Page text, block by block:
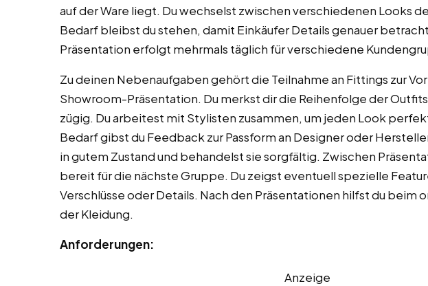
auf der Ware liegt. Du wechselst zwischen verschiedenen Looks
Bedarf bleibst du stehen, damit Einkäufer Details genauer
Präsentation erfolgt mehrmals täglich für verschiedene
Zu deinen Nebenaufgaben gehört die Teilnahme an Fittings zur
Showroom-Präsentation. Du merkst dir die Reihenfolge der
zügig. Du arbeitest mit Stylisten zusammen, um jeden Look
Bedarf gibst du Feedback zur Passform an Designer oder
in gutem Zustand und behandelst sie sorgfältig. Zwischen
bereit für die nächste Gruppe. Du zeigst eventuell spezielle
Verschlüsse oder Details. Nach den Präsentationen hilfst du beim
der Kleidung.
Anforderungen:
Anzeige